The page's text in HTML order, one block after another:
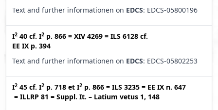
Text and further informationen on EDCS: EDCS-05800196
I2 40 cf. I2 p. 866 = XIV 4269 = ILS 6128 cf.
EE IX p. 394
Text and further informationen on EDCS: EDCS-05802253
I2 45 cf. I2 p. 718 et I2 p. 866 = ILS 3235 = EE IX n. 647
= ILLRP 81 = Suppl. It. – Latium vetus 1, 148